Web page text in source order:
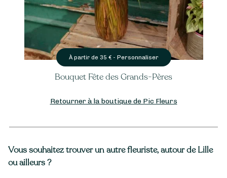
À partir de35€ -Personnaliser
Bouquet d’Hortensias
Retourner à la boutique de Pic Fleurs
Vous souhaitez trouver un autre fleuriste, autour de Lille
ou ailleurs ?